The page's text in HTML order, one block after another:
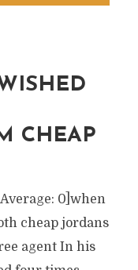
CHEAP
0]when
cheap jordans
agent In his